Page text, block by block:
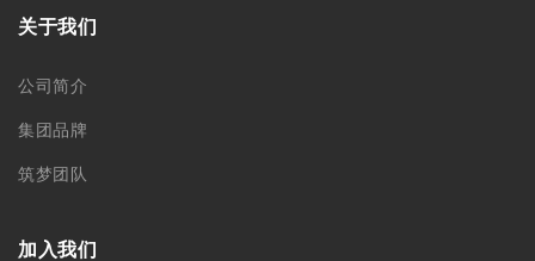
关于我们
公司简介
集团品牌
筑梦团队
加入我们